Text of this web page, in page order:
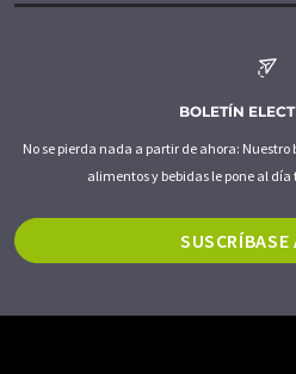
BOLETÍN
No se pierda nada a partir de ahora:
alimentos y bebidas le pone al día
SUSCRÍBASE